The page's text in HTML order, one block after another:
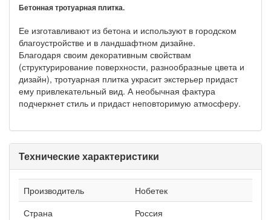
Бетонная тротуарная плитка.
Ее изготавливают из бетона и используют в городском
благоустройстве и в ландшафтном дизайне.
Благодаря своим декоративным свойствам
(структурирование поверхности, разнообразные цвета и
дизайн), тротуарная плитка украсит экстерьер придаст
ему привлекательный вид. А необычная фактура
подчеркнет стиль и придаст неповторимую атмосферу.
Технические характеристики
Производитель
Нобетек
Страна
Россия